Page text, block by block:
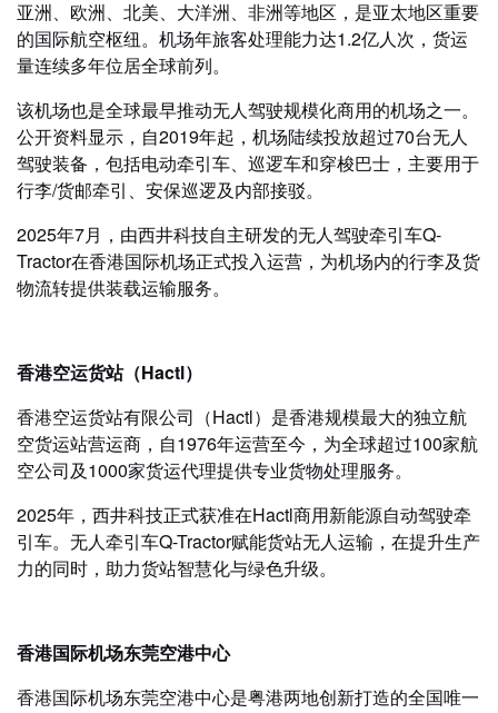
亚洲、欧洲、北美、大洋洲、非洲等地区，是亚太地区重要
的国际航空枢纽。机场年旅客处理能力达1.2亿人次，货运
量连续多年位居全球前列。
该机场也是全球最早推动无人驾驶规模化商用的机场之一。
公开资料显示，自2019年起，机场陆续投放超过70台无人
驾驶装备，包括电动牵引车、巡逻车和穿梭巴士，主要用于
行李/货邮牵引、安保巡逻及内部接驳。
2025年7月，由西井科技自主研发的无人驾驶牵引车Q-
Tractor在香港国际机场正式投入运营，为机场内的行李及货
物流转提供装载运输服务。
香港空运货站（Hactl）
香港空运货站有限公司（Hactl）是香港规模最大的独立航
空货运站营运商，自1976年运营至今，为全球超过100家航
空公司及1000家货运代理提供专业货物处理服务。
2025年，西井科技正式获准在Hactl商用新能源自动驾驶牵
引车。无人牵引车Q-Tractor赋能货站无人运输，在提升生产
力的同时，助力货站智慧化与绿色升级。
香港国际机场东莞空港中心
香港国际机场东莞空港中心是粤港两地创新打造的全国唯一